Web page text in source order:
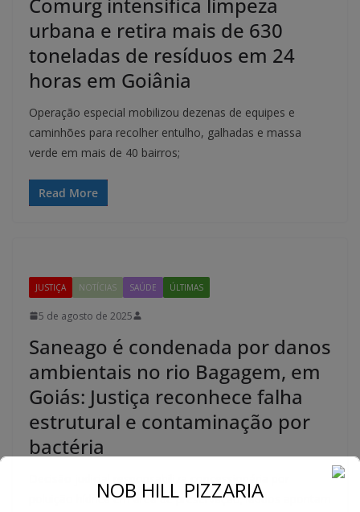
urbana e retira mais de 630
toneladas de resíduos em 24
horas em Goiânia
Operação especial mobilizou dezenas de equipes e
caminhões para recolher entulho, galhadas e massa
verde em mais de 40 bairros;
Read More
JUSTIÇA NOTÍCIAS SAÚDE ÚLTIMAS
5 de agosto de 2025
Saneago é condenada por danos
ambientais no rio Bagagem, em
Goiás: Justiça reconhece falha
estrutural e contaminação por
bactéria
poluição hídrica em área de preservação; laudos apontam
NOB HILL PIZZARIA